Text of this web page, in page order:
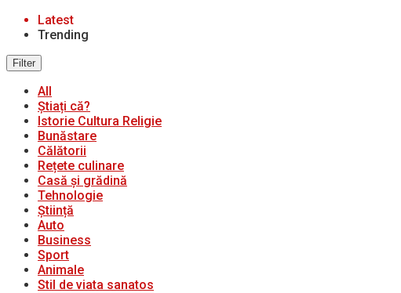
Latest
Trending
Filter
All
Știați că?
Istorie Cultura Religie
Bunăstare
Călătorii
Rețete culinare
Casă și grădină
Tehnologie
Știință
Auto
Business
Sport
Animale
Stil de viata sanatos